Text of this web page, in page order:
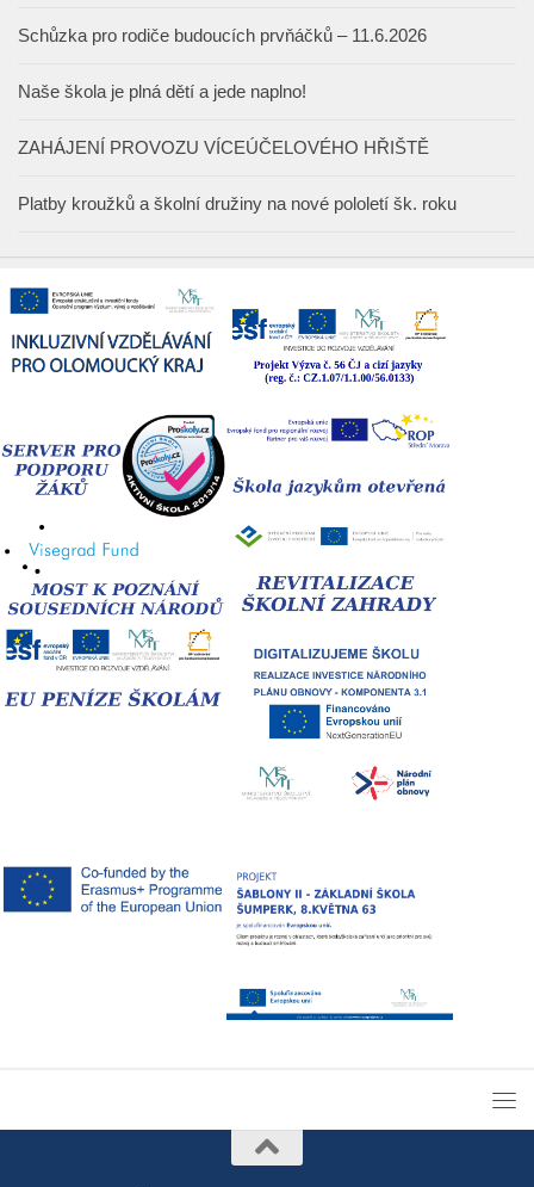
Schůzka pro rodiče budoucích prvňáčků – 11.6.2026
Naše škola je plná dětí a jede naplno!
ZAHÁJENÍ PROVOZU VÍCEÚČELOVÉHO HŘIŠTĚ
Platby kroužků a školní družiny na nové pololetí šk. roku